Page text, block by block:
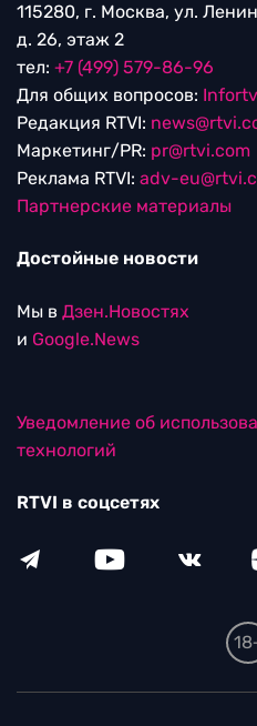
115280, г. Москва, ул.
д. 26, этаж 2
тел: +7 (499) 579-86-96
Для общих вопросов:
Редакция RTVI:
Маркетинг/PR: pr@rtvi.com
Реклама RTVI: adv-
Партнерские материалы
Достойные новости
Мы в Дзен.Новостях
и Google.News
Уведомление об
технологий
RTVI в соцсетях